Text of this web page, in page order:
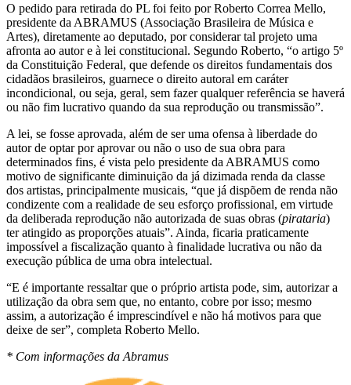
O pedido para retirada do PL foi feito porRoberto Correa Mello,
presidente da ABRAMUS (Associação Brasileira de Música e
Artes), diretamente ao deputado, por considerar tal projeto uma
afronta ao autor e à lei constitucional. Segundo Roberto, “o artigo 5º
da Constituição Federal, que defende os direitos fundamentais dos
cidadãos brasileiros, guarnece o direito autoral em caráter
incondicional, ou seja, geral, sem fazer qualquer referência se haverá
ou não fim lucrativo quando da sua reprodução ou transmissão”.
A lei, se fosse aprovada, além de ser uma ofensa à liberdade do
autor de optar por aprovar ou não o uso de sua obra para
determinados fins, é vista pelo presidente da ABRAMUS como
motivo de significante diminuição da já dizimada renda da classe
dos artistas, principalmente musicais, “que já dispõem de renda não
condizente com a realidade de seu esforço profissional, em virtude
da deliberada reprodução não autorizada de suas obras (pirataria)
ter atingido as proporções atuais”. Ainda, ficaria praticamente
impossível a fiscalização quanto à finalidade lucrativa ou não da
execução pública de uma obra intelectual.
“E é importante ressaltar que o próprio artista pode, sim, autorizar a
utilização da obra sem que, no entanto, cobre por isso; mesmo
assim, a autorização é imprescindível e não há motivos para que
deixe de ser”, completa Roberto Mello.
* Com informações da Abramus